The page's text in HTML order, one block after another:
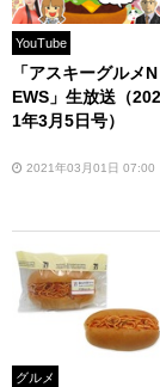
YouTube
「アスキーグルメN
EWS」生放送（202
1年3月5日号）
2021年03月01日 07:00
グルメ